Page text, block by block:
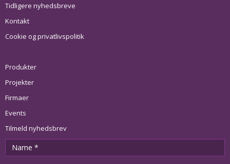
Tidligere nyhedsbreve
Kontakt
Cookie og privatlivspolitik
Produkter
Projekter
Firmaer
Events
Tilmeld nyhedsbrev